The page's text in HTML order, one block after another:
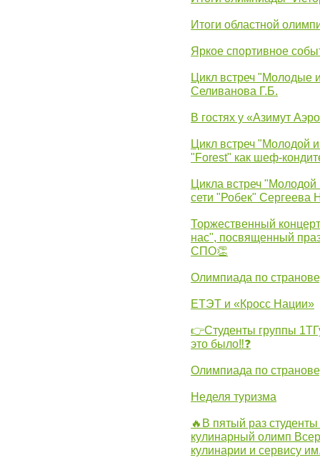
Итоги областной
Яркое спортивное
Цикл встреч "Молодые
Селиванова Г.Б.
В гостях у «Азимут
Цикл встреч "Молодой
"Forest" как шеф-
Цикла встреч
сети "Робек" Сергеева
Торжественный
нас", посвященный
СПО👏
Олимпиада по
ЕТЭТ и «Кросс Нации»
👉Студенты группы
это было‼❓
Олимпиада по
Неделя туризма
🔥В пятый раз
кулинарный олимп
кулинарии и сервису